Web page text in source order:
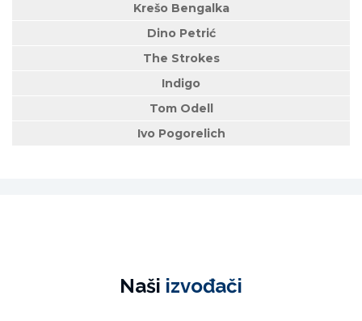
Krešo Bengalka
Dino Petrić
The Strokes
Indigo
Tom Odell
Ivo Pogorelich
Naši izvođači